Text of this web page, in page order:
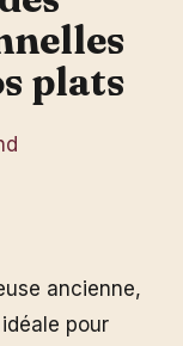
plats
ancienne,
pour